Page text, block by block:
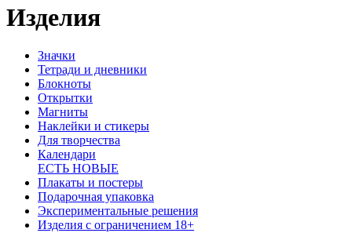
Изделия
Значки
Тетради и дневники
Блокноты
Открытки
Магниты
Наклейки и стикеры
Для творчества
Календари
ЕСТЬ НОВЫЕ
Плакаты и постеры
Подарочная упаковка
Экспериментальные решения
Изделия с ограничением 18+